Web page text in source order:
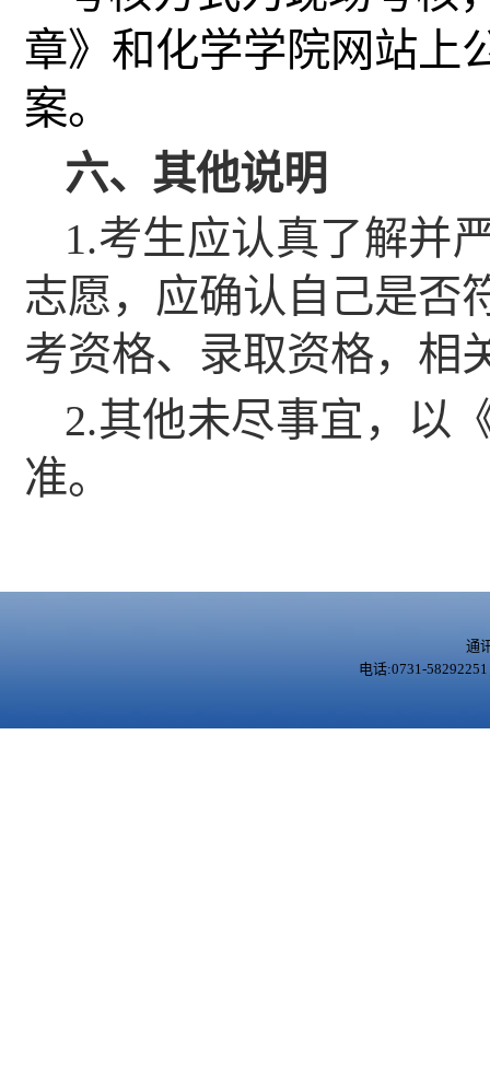
章》和化学学院网站上
案。
六、其他说明
1.考生应认真了解并
志愿，应确认自己是否
考资格、录取资格，相
2.其他未尽事宜，以
准。
通
电话:0731-